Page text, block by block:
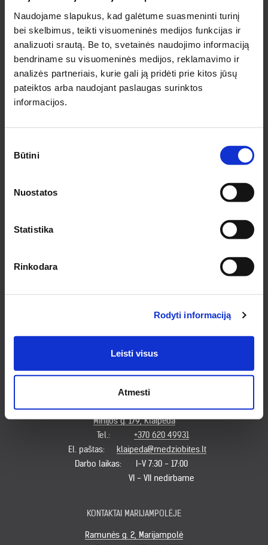
Naudojame slapukus, kad galėtume suasmeninti turinį
bei skelbimus, teikti visuomeninės medijos funkcijas ir
analizuoti srautą. Be to, svetainės naudojimo informaciją
bendriname su visuomeninės medijos, reklamavimo ir
analizės partneriais, kurie gali ją pridėti prie kitos jūsų
pateiktos arba naudojant paslaugas surinktos
informacijos.
pasirinkimas
Būtini
Nuostatos
Statistika
Rinkodara
Rodyti informaciją
Leisti visus
Atmesti
Noriu gauti naujienlaiškį
Prenumeruodamas naujienlaiškį sutinku su Privatumo politika.
PRENUMERUOTI
Pirklių g. 2, Kauno r. sav.
kaunas@medziobites.lt
Darbo laikas:
I - V 7:30 - 18:00
VI 9:00 - 14:00
KONTAKTAI KLAIPĖDOJE
Minijos g. 179, Klaipėda
Tel.:
+370 620 49931
El. paštas:
klaipeda@medziobites.lt
Darbo laikas:
I-V 7:30 - 17:00
VI - VII nedirbame
KONTAKTAI MARIJAMPOLĖJE
Ramunės g. 2, Marijampolė